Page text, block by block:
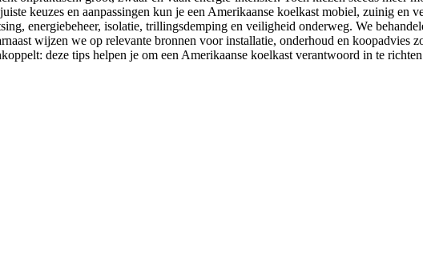
keuzes en aanpassingen kun je een Amerikaanse koelkast mobiel, zuinig en
energiebeheer, isolatie, trillingsdemping en veiligheid onderweg. We
wijzen we op relevante bronnen voor installatie, onderhoud en koopadvies
deze tips helpen je om een Amerikaanse koelkast verantwoord in te